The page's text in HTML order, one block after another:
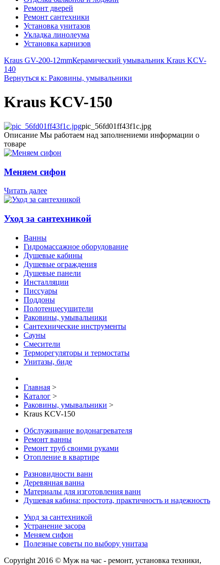
Ремонт дверей
Ремонт сантехники
Установка унитазов
Укладка линолеума
Установка карнизов
Kraus GV-200-12mmКерамический умывальник Kraus KCV-
140
Вернуться к: Раковины, умывальники
Kraus KCV-150
pic_56fd01ff43f1c.jpg
Описание Мы работаем над заполнениеми информации о
товаре
Меняем сифон
Читать далее
Уход за сантехникой
Ванны
Гидромассажное оборудование
Душевые кабины
Душевые ограждения
Душевые панели
Инсталляции
Писсуары
Поддоны
Полотенцесушители
Раковины, умывальники
Сантехнические инструменты
Сауны
Смесители
Терморегуляторы и термостаты
Унитазы, биде
Главная >
Каталог >
Раковины, умывальники >
Kraus KCV-150
Обслуживание водонагревателя
Ремонт ванны
Ремонт труб своими руками
Отопление в квартире
Разновидности ванн
Деревянная ванна
Материалы для изготовления ванн
Душевая кабина: простота, практичность и надежность
Уход за сантехникой
Устранение засора
Меняем сифон
Полезные советы по выбору унитаза
Copyright 2016 © Муж на час - ремонт, установка техники,